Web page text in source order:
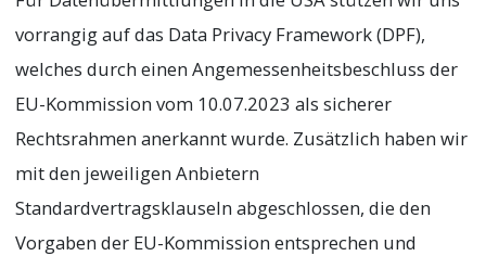
vorrangig auf das Data Privacy Framework (DPF),
welches durch einen Angemessenheitsbeschluss der
EU-Kommission vom 10.07.2023 als sicherer
Rechtsrahmen anerkannt wurde. Zusätzlich haben wir
mit den jeweiligen Anbietern
Standardvertragsklauseln abgeschlossen, die den
Vorgaben der EU-Kommission entsprechen und